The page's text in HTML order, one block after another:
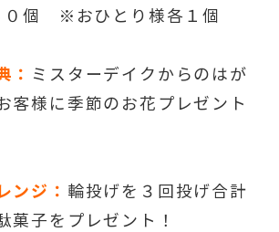
０個 ※おひとり様各１個
： ミスターデイクからのはが
客様に季節のお花プレゼント
ンジ： 輪投げを３回投げ合計
菓子をプレゼント！